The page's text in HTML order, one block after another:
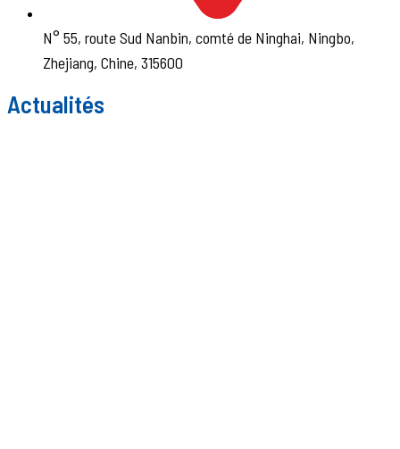
N° 55, route Sud Nanbin, comté de Ninghai, Ningbo,
Zhejiang, Chine, 315600
Actualités